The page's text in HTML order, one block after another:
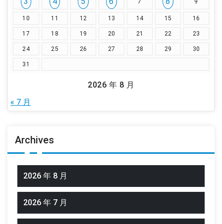
2026 年 8 月
7 9
10 11 12 13 14 15 16
17 18 19 20 21 22 23
24 25 26 27 28 29 30
31
« 7 月
Archives
2026 年 8 月
2026 年 7 月